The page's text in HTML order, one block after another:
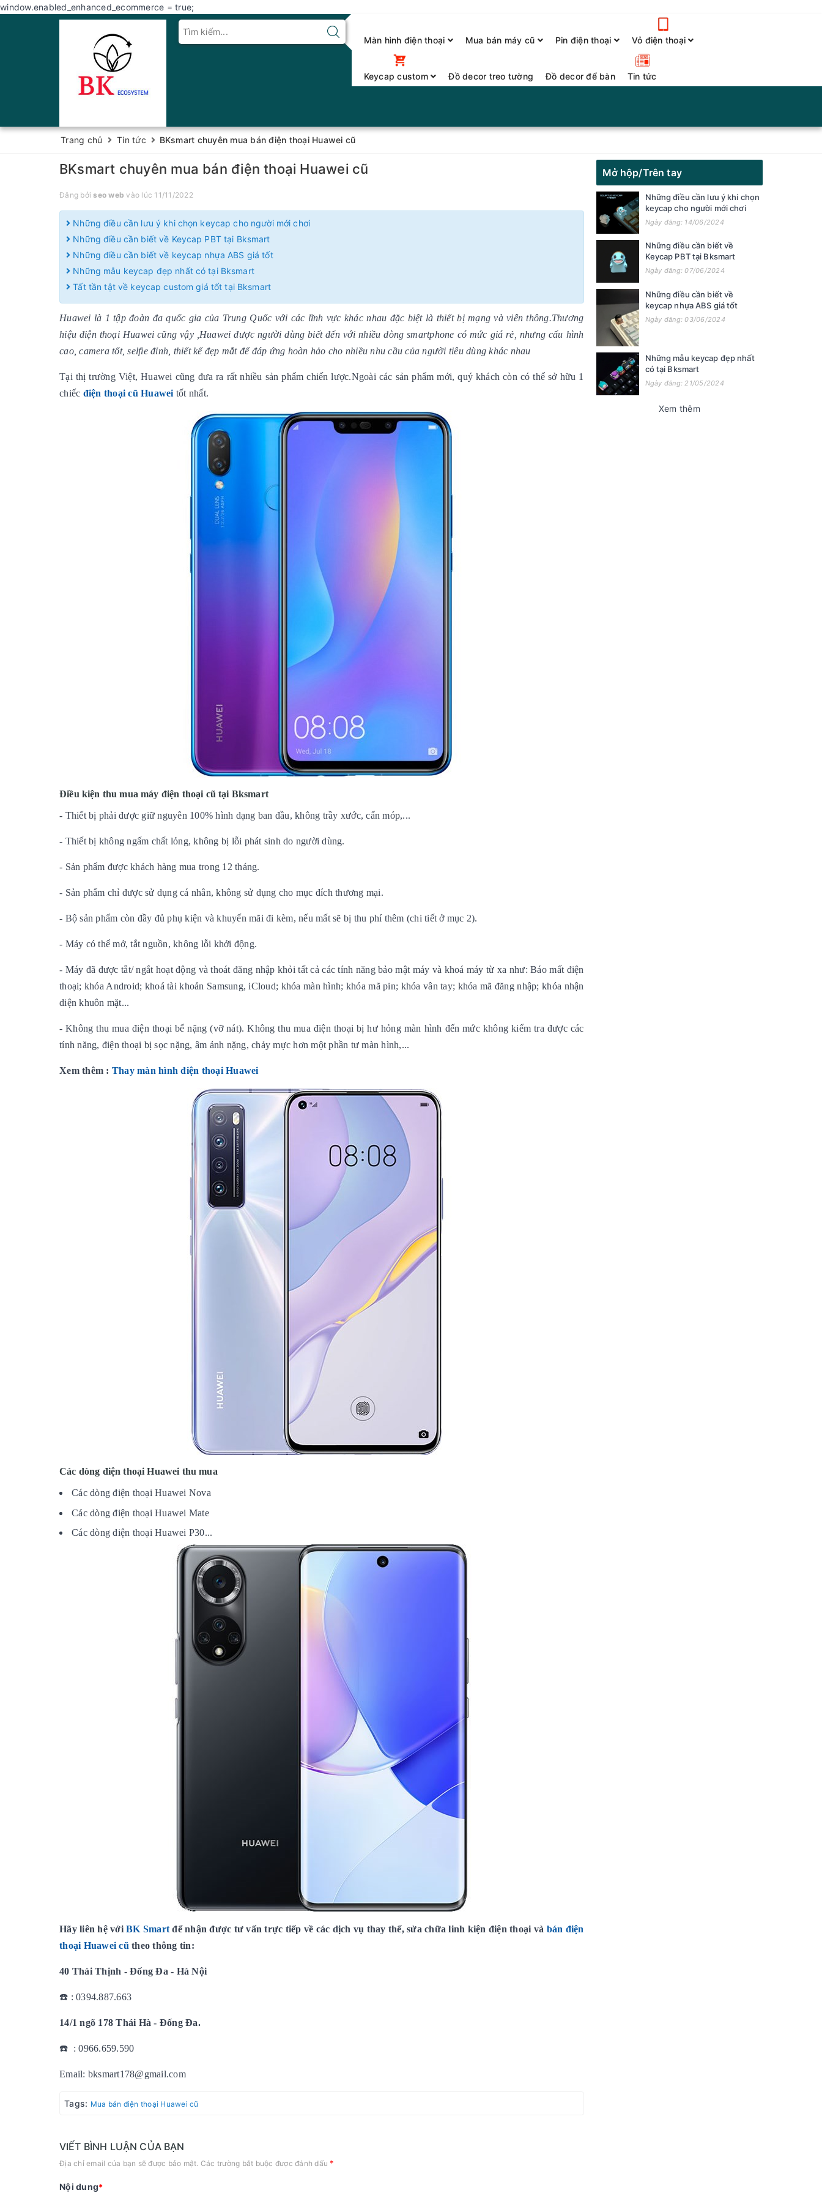
window.enabled_enhanced_ecommerce = true;
Màn hình điện thoại Mua bán máy cũ Pin điện thoại Vỏ điện thoại
Keycap custom Đồ decor treo tường Đồ decor để bàn Tin tức
Trang chủ Tin tức BKsmart chuyên mua bán điện thoại Huawei cũ
BKsmart chuyên mua bán điện thoại Huawei cũ
Đăng bởiseo web vào lúc 11/11/2022
Những điều cần lưu ý khi chọn keycap cho người mới chơi
Những điều cần biết về Keycap PBT tại Bksmart
Những điều cần biết về keycap nhựa ABS giá tốt
Những mẫu keycap đẹp nhất có tại Bksmart
Tất tần tật về keycap custom giá tốt tại Bksmart
Huawei là 1 tập đoàn đa quốc gia của Trung Quốc với các lĩnh vực khác nhau đặc biệt là thiết bị mạng và viễn thông.Thương
hiệu điện thoại Huawei cũng vậy ,Huawei được người dùng biết đến với nhiều dòng smartphone có mức giá rẻ, nhưng cấu hình
cao, camera tốt, selfie đỉnh, thiết kế đẹp mắt để đáp ứng hoàn hảo cho nhiều nhu cầu của người tiêu dùng khác nhau
Tại thị trường Việt, Huawei cũng đưa ra rất nhiều sản phẩm chiến lược.Ngoài các sản phẩm mới, quý khách còn có thể sở hữu 1
chiếc điện thoại cũ Huawei tốt nhất.
Điều kiện thu mua máy điện thoại cũ tại Bksmart
- Thiết bị phải được giữ nguyên 100% hình dạng ban đầu, không trầy xước, cấn móp,...
- Thiết bị không ngấm chất lỏng, không bị lỗi phát sinh do người dùng.
- Sản phẩm được khách hàng mua trong 12 tháng.
- Sản phẩm chỉ được sử dụng cá nhân, không sử dụng cho mục đích thương mại.
- Bộ sản phẩm còn đầy đủ phụ kiện và khuyến mãi đi kèm, nếu mất sẽ bị thu phí thêm (chi tiết ở mục 2).
- Máy có thể mở, tắt nguồn, không lỗi khởi động.
- Máy đã được tắt/ ngắt hoạt động và thoát đăng nhập khỏi tất cả các tính năng bảo mật máy và khoá máy từ xa như: Báo mất điện
thoại; khóa Android; khoá tài khoản Samsung, iCloud; khóa màn hình; khóa mã pin; khóa vân tay; khóa mã đăng nhập; khóa nhận
diện khuôn mặt...
- Không thu mua điện thoại bể nặng (vỡ nát). Không thu mua điện thoại bị hư hỏng màn hình đến mức không kiểm tra được các
tính năng, điện thoại bị sọc nặng, âm ảnh nặng, chảy mực hơn một phần tư màn hình,...
Xem thêm : Thay màn hình điện thoại Huawei
Các dòng điện thoại Huawei thu mua
Các dòng điện thoại Huawei Nova
Các dòng điện thoại Huawei Mate
Các dòng điện thoại Huawei P30...
Hãy liên hệ vớiBK Smart để nhận được tư vấn trực tiếp về các dịch vụ thay thế, sửa chữa linh kiện điện thoại và bán điện
thoại Huawei cũ theo thông tin:
40 Thái Thịnh - Đống Đa - Hà Nội
☎️ : 0394.887.663
14/1 ngõ 178 Thái Hà - Đống Đa.
☎️ : 0966.659.590
Email: bksmart178@gmail.com
Tags: Mua bán điện thoại Huawei cũ
VIẾT BÌNH LUẬN CỦA BẠN
Địa chỉ email của bạn sẽ được bảo mật. Các trường bắt buộc được đánh dấu *
Nội dung*
Mở hộp/Trên tay
Những điều cần lưu ý khi chọn
keycap cho người mới chơi
Ngày đăng: 14/06/2024
Những điều cần biết về
Keycap PBT tại Bksmart
Ngày đăng: 07/06/2024
Những điều cần biết về
keycap nhựa ABS giá tốt
Ngày đăng: 03/06/2024
Những mẫu keycap đẹp nhất
có tại Bksmart
Ngày đăng: 21/05/2024
Xem thêm